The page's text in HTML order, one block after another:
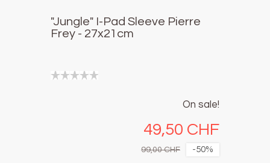
"Jungle" I-Pad Sleeve Pierre
Frey - 27x21cm
On sale!
49,50 CHF
-50%
99,00 CHF